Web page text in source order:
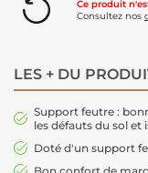
Ce produit
Consultez nos
LES + DU
Support feutre :
les défauts du sol et
Doté d'un support